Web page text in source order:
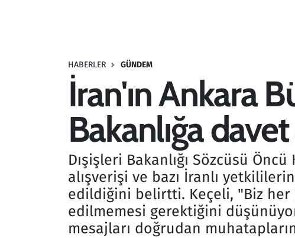
HABERLER GÜNDEM
İran'ın Ankara
Bakanlığa
Dışişleri Bakanlığı Sözcüsü
alışverişi ve bazı İranlı
edildiğini belirtti. Keçeli, "Biz her
edilmemesi gerektiğini
mesajları doğrudan
Savunma Sanayi
Teknoloji ve Bilim